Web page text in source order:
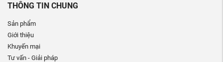
THÔNG TIN CHUNG
Sản phẩm
Giới thiệu
Khuyến mại
Tư vấn - Giải pháp